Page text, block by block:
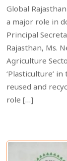
Global
a major role in
Principal
Rajasthan, Ms.
Agriculture
‘Plasticulture’
reused and
role […]